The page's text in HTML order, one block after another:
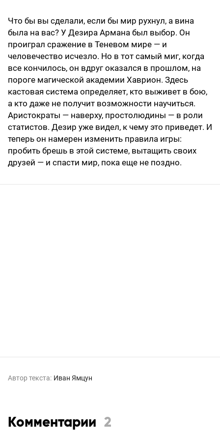
Что бы вы сделали, если бы мир рухнул, а вина
была на вас? У Дезира Армана был выбор. Он
проиграл сражение в Теневом мире — и
человечество исчезло. Но в тот самый миг, когда
все кончилось, он вдруг оказался в прошлом, на
пороге магической академии Хаврион. Здесь
кастовая система определяет, кто выживет в бою,
а кто даже не получит возможности научиться.
Аристократы — наверху, простолюдины — в роли
статистов. Дезир уже видел, к чему это приведет. И
теперь он намерен изменить правила игры:
пробить брешь в этой системе, вытащить своих
друзей — и спасти мир, пока еще не поздно.
Автор текста: Иван Ямцун
Комментарии 2